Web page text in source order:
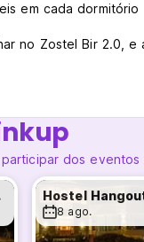
em cada dormitório
no Zostel Bir 2.0, e
dos
8 ago.